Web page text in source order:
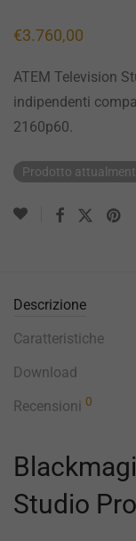
€3.760,00
ATEM Television
indipendenti
2160p60.
Prodotto
Descrizione
Caratteristiche
Download
Recensioni 0
Studio